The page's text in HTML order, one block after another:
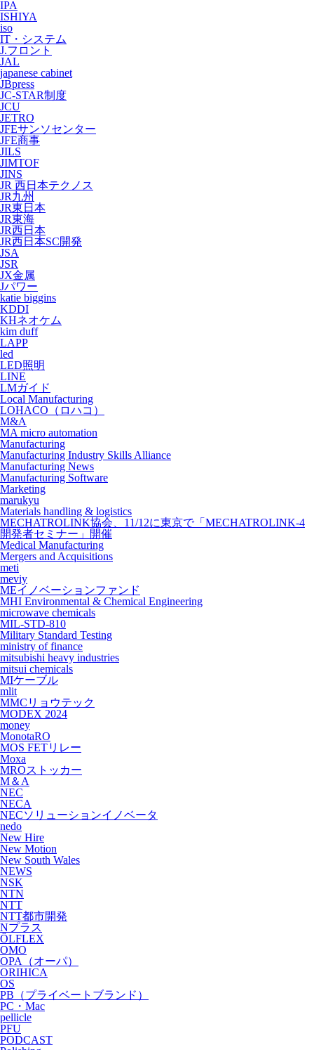
IPA
ISHIYA
iso
IT・システム
J.フロント
JAL
japanese cabinet
JBpress
JC-STAR制度
JCU
JETRO
JFEサンソセンター
JFE商事
JILS
JIMTOF
JINS
JR 西日本テクノス
JR九州
JR東日本
JR東海
JR西日本
JR西日本SC開発
JSA
JSR
JX金属
Jパワー
katie biggins
KDDI
KHネオケム
kim duff
LAPP
led
LED照明
LINE
LMガイド
Local Manufacturing
LOHACO（ロハコ）
M&A
MA micro automation
Manufacturing
Manufacturing Industry Skills Alliance
Manufacturing News
Manufacturing Software
Marketing
marukyu
Materials handling & logistics
MECHATROLINK協会、11/12に東京で「MECHATROLINK-4
開発者セミナー」開催
Medical Manufacturing
Mergers and Acquisitions
meti
meviy
MEイノベーションファンド
MHI Environmental & Chemical Engineering
microwave chemicals
MIL-STD-810
Military Standard Testing
ministry of finance
mitsubishi heavy industries
mitsui chemicals
MIケーブル
mlit
MMCリョウテック
MODEX 2024
money
MonotaRO
MOS FETリレー
Moxa
MROストッカー
M＆A
NEC
NECA
NECソリューションイノベータ
nedo
New Hire
New Motion
New South Wales
NEWS
NSK
NTN
NTT
NTT都市開発
Nプラス
ÖLFLEX
OMO
OPA（オーパ）
ORIHICA
OS
PB（プライベートブランド）
PC・Mac
pellicle
PFU
PODCAST